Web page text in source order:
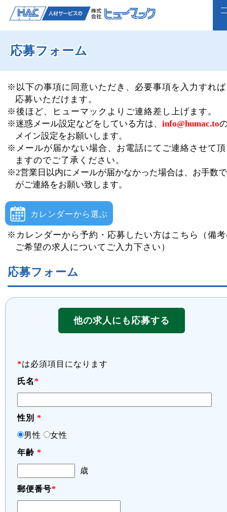
正社員で転職したい方
ライフスタイルに合わせて働く
よくいただくご質問
福利厚生
webで仮登録
応募フォーム
※以下の事項に同意いただき、必要事項を入力すれ
応募いただけます。
※後ほど、ヒューマックよりご連絡差し上げます。
※迷惑メール設定などをしている方は、 info@humac.to
メイン設定をお願いします。
※メールが届かない場合、お電話にてご連絡させて
ますのでご了承ください。
※2営業日以内にメールが届かなかった場合は、お手数
がご連絡をお願い致します。
カレンダーから選ぶ
※カレンダーから予約・応募したい方はこちら（備
ご希望の求人についてご入力下さい）
応募フォーム
他の求人にも応募する
*は必須項目になります
氏名*
性別 *
男性
女性
年齢 *
歳
郵便番号*